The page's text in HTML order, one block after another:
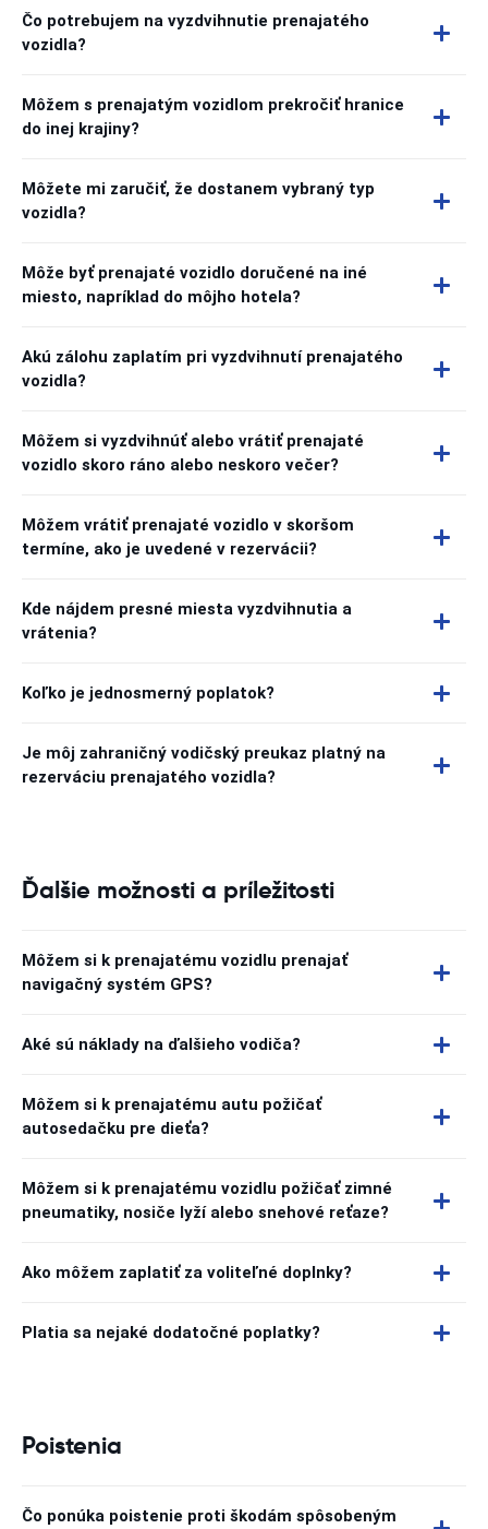
Čo potrebujem na vyzdvihnutie prenajatého
vozidla?
Môžem s prenajatým vozidlom prekročiť hranice
do inej krajiny?
Môžete mi zaručiť, že dostanem vybraný typ
vozidla?
Môže byť prenajaté vozidlo doručené na iné
miesto, napríklad do môjho hotela?
Akú zálohu zaplatím pri vyzdvihnutí prenajatého
vozidla?
Môžem si vyzdvihnúť alebo vrátiť prenajaté
vozidlo skoro ráno alebo neskoro večer?
Môžem vrátiť prenajaté vozidlo v skoršom
termíne, ako je uvedené v rezervácii?
Kde nájdem presné miesta vyzdvihnutia a
vrátenia?
Koľko je jednosmerný poplatok?
Je môj zahraničný vodičský preukaz platný na
rezerváciu prenajatého vozidla?
Ďalšie možnosti a príležitosti
Môžem si k prenajatému vozidlu prenajať
navigačný systém GPS?
Aké sú náklady na ďalšieho vodiča?
Môžem si k prenajatému autu požičať
autosedačku pre dieťa?
Môžem si k prenajatému vozidlu požičať zimné
pneumatiky, nosiče lyží alebo snehové reťaze?
Ako môžem zaplatiť za voliteľné doplnky?
Platia sa nejaké dodatočné poplatky?
Poistenia
Čo ponúka poistenie proti škodám spôsobeným